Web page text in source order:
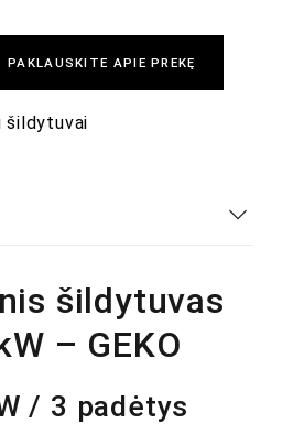
PAKLAUSKITE APIE PREKĘ
šildytuvai
šildytuvas
– GEKO
/ 3 padėtys